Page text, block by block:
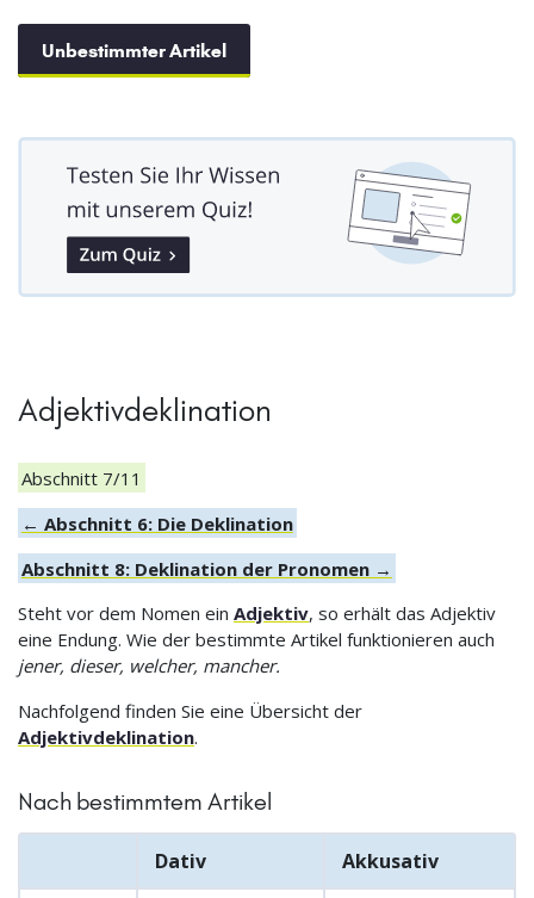
Unbestimmter Artikel
Adjektivdeklination
Abschnitt 7/11
← Abschnitt 6: Die Deklination
Abschnitt 8: Deklination der Pronomen →
Steht vor dem Nomen ein Adjektiv, so erhält das Adjektiv
eine Endung. Wie der bestimmte Artikel funktionieren auch
jener, dieser, welcher, mancher.
Nachfolgend finden Sie eine Übersicht der
Adjektivdeklination.
Nach bestimmtem Artikel
Dativ Akkusativ